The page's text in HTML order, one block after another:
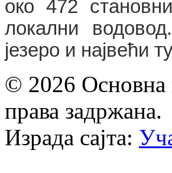
око 472
локални
језеро и највећи
© 2026 Основна
права задржана.
Израда сајта: